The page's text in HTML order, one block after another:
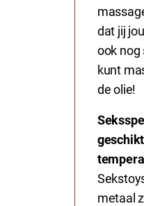
dat jij
ook nog
kunt
de olie!
metaal